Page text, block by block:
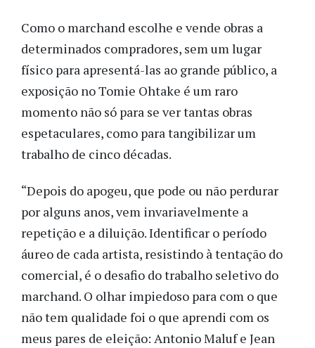
Como o marchand escolhe e vende obras a
determinados compradores, sem um lugar
físico para apresentá-las ao grande público, a
exposição no Tomie Ohtake é um raro
momento não só para se ver tantas obras
espetaculares, como para tangibilizar um
trabalho de cinco décadas.
“Depois do apogeu, que pode ou não perdurar
por alguns anos, vem invariavelmente a
repetição e a diluição. Identificar o período
áureo de cada artista, resistindo à tentação do
comercial, é o desafio do trabalho seletivo do
marchand. O olhar impiedoso para com o que
não tem qualidade foi o que aprendi com os
meus pares de eleição: Antonio Maluf e Jean